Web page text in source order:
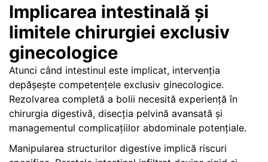
Implicarea intestinală și
limitele chirurgiei exclusiv
ginecologice
Atunci când intestinul este implicat, intervenția
depășește competențele exclusiv ginecologice.
Rezolvarea completă a bolii necesită experiență în
chirurgia digestivă, disecția pelvină avansată și
managementul complicațiilor abdominale potențiale.
Manipularea structurilor digestive implică riscuri